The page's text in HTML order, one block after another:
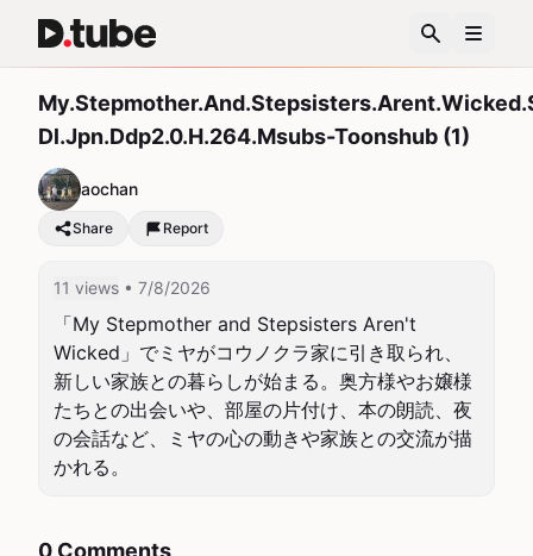
Dl.Jpn.Ddp2.0.H.264.Msubs-Toonshub (1)
aochan
Share Report
11 views • 7/8/2026
「My Stepmother and Stepsisters Aren't
Wicked」でミヤがコウノクラ家に引き取られ、
新しい家族との暮らしが始まる。奥方様やお嬢様
たちとの出会いや、部屋の片付け、本の朗読、夜
の会話など、ミヤの心の動きや家族との交流が描
かれる。
0 Comments